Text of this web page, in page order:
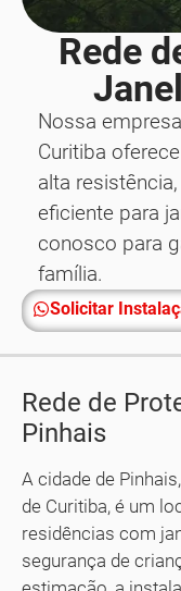
Rede
Nossa
Curitiba
alta
eficiente para
conosco para
família.
Solicitar
Rede de
Pinhais
A cidade de
de Curitiba, é um
residências com
segurança de